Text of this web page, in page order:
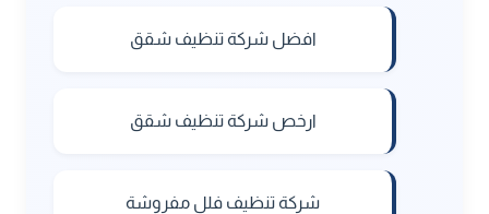
افضل شركة تنظيف شقق
ارخص شركة تنظيف شقق
شركة تنظيف فلل مفروشة